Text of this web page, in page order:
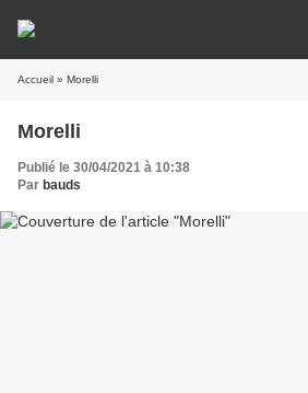
Accueil » Morelli
Morelli
Publié le 30/04/2021 à 10:38
Par bauds